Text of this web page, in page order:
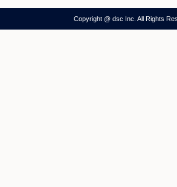
Copyright @ dsc Inc. All Rights